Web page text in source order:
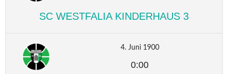
SC WESTFALIA KINDERHAUS 3
4. Juni 1900
0:00